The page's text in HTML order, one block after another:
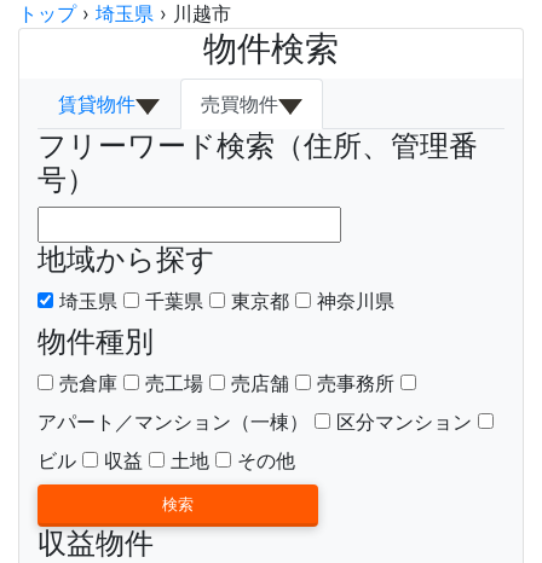
トップ› 埼玉県 › 川越市
物件検索
賃貸物件 売買物件
フリーワード検索（住所、管理番
号）
地域から探す
埼玉県 千葉県 東京都 神奈川県
物件種別
売倉庫 売工場 売店舗
売事務所
アパート／マンション（一棟）
区分マンション
ビル
収益 土地 その他
収益物件